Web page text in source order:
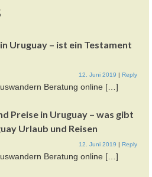
Uruguay – ist ein Testament
12. Juni 2019 | Reply
Beratung online […]
Preise in Uruguay – was gibt
Urlaub und Reisen
12. Juni 2019 | Reply
Beratung online […]